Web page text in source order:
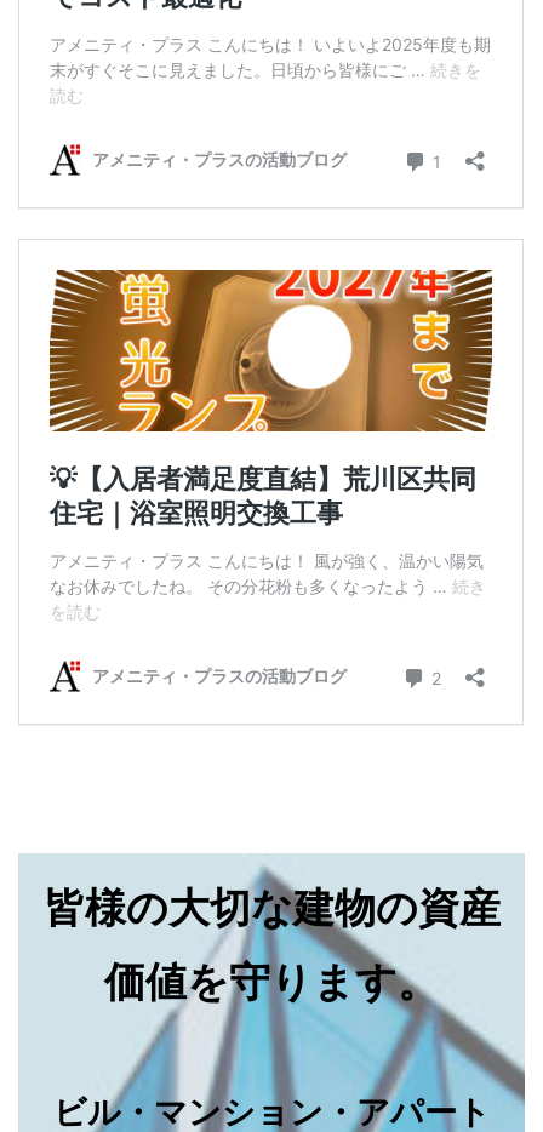
皆様の大切な建物の資産
価値を守ります。
ビル・マンション・アパート